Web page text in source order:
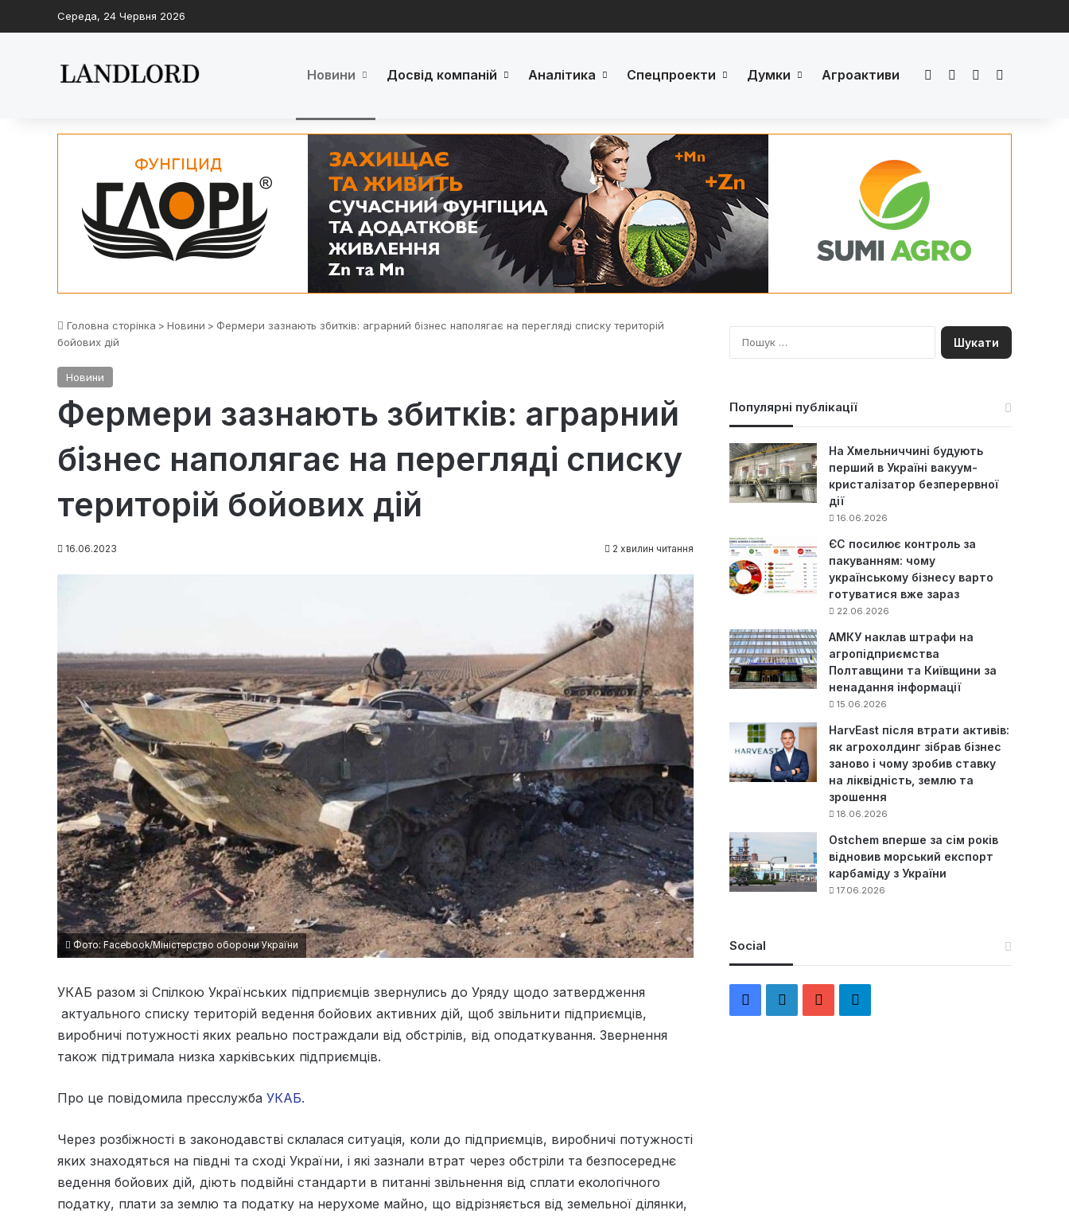
Середа, 24 Червня 2026
Новини Досвід компаній Аналітика Спецпроекти Думки Агроактиви FacebookLinkedInYouTube
Головна сторінка > Новини > Фермери зазнають збитків: аграрний бізнес наполягає на перегляді списку територій
бойових дій
Новини
Фермери зазнають збитків: аграрний
бізнес наполягає на перегляді списку
територій бойових дій
16.06.2023 2 хвилин читання
Фото: Facebook/Міністерство оборони України
УКАБ разом зі Спілкою Українських підприємців звернулись до Уряду щодо затвердження
актуального списку територій ведення бойових активних дій, щоб звільнити підприємців,
виробничі потужності яких реально постраждали від обстрілів, від оподаткування. Звернення
також підтримала низка харківських підприємців.
Про це повідомила пресслужба УКАБ.
Через розбіжності в законодавстві склалася ситуація, коли до підприємців, виробничі потужності
яких знаходяться на півдні та сході України, і які зазнали втрат через обстріли та безпосереднє
ведення бойових дій, діють подвійні стандарти в питанні звільнення від сплати екологічного
податку, плати за землю та податку на нерухоме майно, що відрізняється від земельної ділянки,
П
о
Популярні публікації
На Хмельниччині будують
перший в Україні вакуум-
кристалізатор безперервної
дії
16.06.2026
ЄС посилює контроль за
пакуванням: чому
українському бізнесу варто
готуватися вже зараз
22.06.2026
АМКУ наклав штрафи на
агропідприємства
Полтавщини та Київщини за
ненадання інформації
15.06.2026
HarvEast після втрати активів:
як агрохолдинг зібрав бізнес
заново і чому зробив ставку
на ліквідність, землю та
зрошення
18.06.2026
Ostchem вперше за сім років
відновив морський експорт
карбаміду з України
17.06.2026
Social